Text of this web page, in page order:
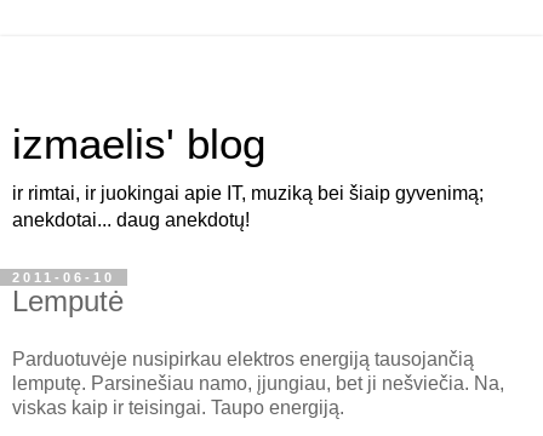
izmaelis' blog
ir rimtai, ir juokingai apie IT, muziką bei šiaip gyvenimą;
anekdotai... daug anekdotų!
2011-06-10
Lemputė
Parduotuvėje nusipirkau elektros energiją tausojančią
lemputę. Parsinešiau namo, įjungiau, bet ji nešviečia. Na,
viskas kaip ir teisingai. Taupo energiją.